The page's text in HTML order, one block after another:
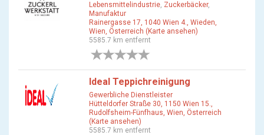
Lebensmittelindustrie, Zuckerbäcker,
Manufaktur
Rainergasse 17, 1040 Wien 4., Wieden,
Wien, Österreich (Karte ansehen)
5585.7 km entfernt
Ideal Teppichreinigung
Gewerbliche Dienstleister
Hütteldorfer Straße 30, 1150 Wien 15.,
Rudolfsheim-Fünfhaus, Wien, Österreich
(Karte ansehen)
5585.7 km entfernt